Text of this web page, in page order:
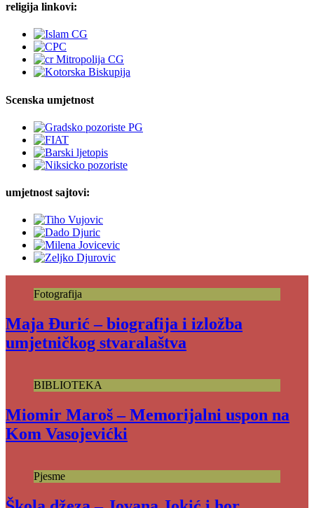
religija linkovi:
Scenska umjetnost
umjetnost sajtovi:
Fotografija
Maja Đurić – biografija i izložba
umjetničkog stvaralaštva
BIBLIOTEKA
Miomir Maroš – Memorijalni uspon na
Kom Vasojevićki
Pjesme